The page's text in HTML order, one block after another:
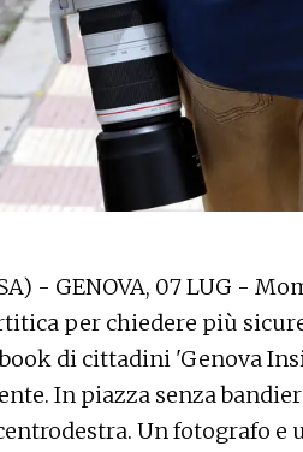
- GENOVA, 07 LUG -
per chiedere più
di cittadini 'Genova
In piazza senza
Un fotografo